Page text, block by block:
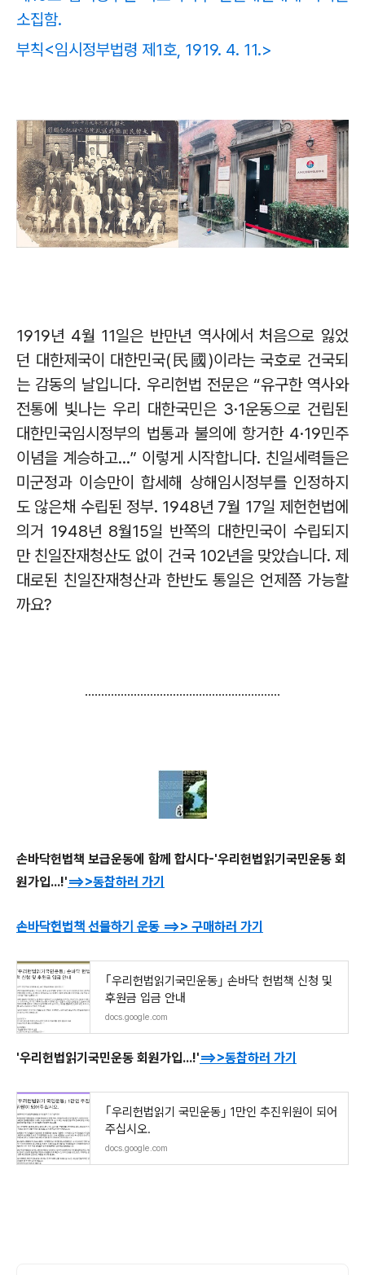
소집함.
부칙<임시정부법령 제1호, 1919. 4. 11.>
1919년 4월 11일은 반만년 역사에서 처음으로 잃었
던 대한제국이 대한민국(民國)이라는 국호로 건국되
는 감동의 날입니다. 우리헌법 전문은 “유구한 역사와
전통에 빛나는 우리 대한국민은 3·1운동으로 건립된
대한민국임시정부의 법통과 불의에 항거한 4·19민주
이념을 계승하고...” 이렇게 시작합니다. 친일세력들은
미군정과 이승만이 합세해 상해임시정부를 인정하지
도 않은채 수립된 정부. 1948년 7월 17일 제헌헌법에
의거 1948년 8월15일 반쪽의 대한민국이 수립되지
만 친일잔재청산도 없이 건국 102년을 맞았습니다. 제
대로된 친일잔재청산과 한반도 통일은 언제쯤 가능할
까요?
............................................................
손바닥헌법책 보급운동에 함께 합시다-'우리헌법읽기국민운동 회
원가입...!'==>>동참하러 가기
손바닥헌법책 선물하기 운동 ==>> 구매하러 가기
｢우리헌법읽기국민운동｣ 손바닥 헌법책 신청 및
후원금 입금 안내
docs.google.com
'우리헌법읽기국민운동 회원가입...!'==>>동참하러 가기
｢우리헌법읽기 국민운동｣ 1만인 추진위원이 되어
주십시오.
docs.google.com